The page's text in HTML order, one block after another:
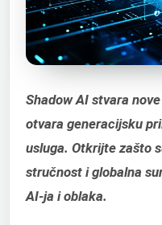
Shadow AI stvara
otvara generacijsku
usluga. Otkrijte zašto
stručnost i globalna
AI-ja i oblaka.